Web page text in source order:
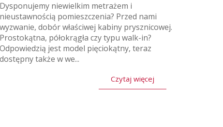
Dysponujemy niewielkim metrażem i
nieustawnością pomieszczenia? Przed nami
wyzwanie, dobór właściwej kabiny prysznicowej.
Prostokątna, półokrągła czy typu walk-in?
Odpowiedzią jest model pięciokątny, teraz
dostępny także w we...
Czytaj więcej